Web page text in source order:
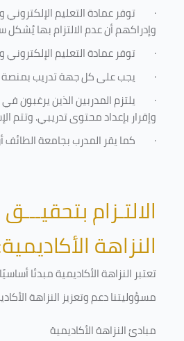
· توفر عمادة التعليم
وإدراكهم أن عدم الالتزام بها
· توفر عمادة التعليم
· يجب على كل جهة تدريب بمنصة
· يلتزم المدربين الذين يرغبون
وإقرار بإعداد محتوى تدريبي. وتتم
· كما يقر المدرب بجامعة
الالتـزام
النزاهة
تعتبر النزاهة الأكاديمية مبدئا
مسؤوليتنا دعم وتعزيز النزاهة
مبادئ النزاهة الأكاديمية